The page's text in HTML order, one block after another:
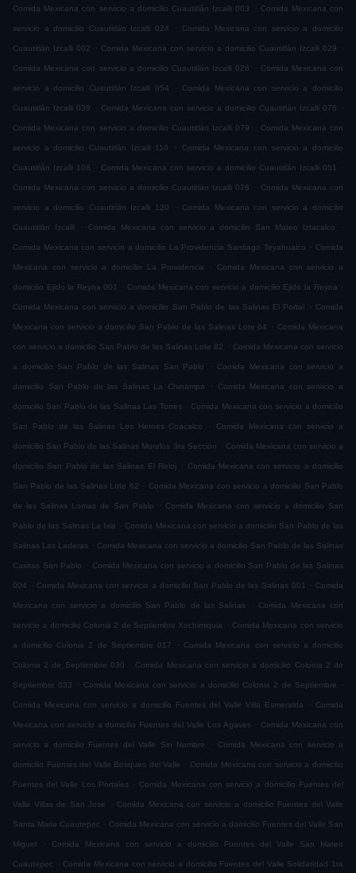
Comida Mexicana con servicio a domicilio Cuautitlán Izcalli 003 . Comida Mexicana con
servicio a domicilio Cuautitlán Izcalli 024 . Comida Mexicana con servicio a domicilio
Cuautitlán Izcalli 002 . Comida Mexicana con servicio a domicilio Cuautitlán Izcalli 029 .
Comida Mexicana con servicio a domicilio Cuautitlán Izcalli 026 . Comida Mexicana con
servicio a domicilio Cuautitlán Izcalli 054 . Comida Mexicana con servicio a domicilio
Cuautitlán Izcalli 039 . Comida Mexicana con servicio a domicilio Cuautitlán Izcalli 076 .
Comida Mexicana con servicio a domicilio Cuautitlán Izcalli 079 . Comida Mexicana con
servicio a domicilio Cuautitlán Izcalli 110 . Comida Mexicana con servicio a domicilio
Cuautitlán Izcalli 108 . Comida Mexicana con servicio a domicilio Cuautitlán Izcalli 051 .
Comida Mexicana con servicio a domicilio Cuautitlán Izcalli 078 . Comida Mexicana con
servicio a domicilio Cuautitlán Izcalli 120 . Comida Mexicana con servicio a domicilio
Cuautitlán Izcalli . Comida Mexicana con servicio a domicilio San Mateo Iztacalco .
Comida Mexicana con servicio a domicilio La Providencia Santiago Teyahualco . Comida
Mexicana con servicio a domicilio La Providencia . Comida Mexicana con servicio a
domicilio Ejido la Reyna 001 . Comida Mexicana con servicio a domicilio Ejido la Reyna .
Comida Mexicana con servicio a domicilio San Pablo de las Salinas El Portal . Comida
Mexicana con servicio a domicilio San Pablo de las Salinas Lote 64 . Comida Mexicana
con servicio a domicilio San Pablo de las Salinas Lote 82 . Comida Mexicana con servicio
a domicilio San Pablo de las Salinas San Pablo . Comida Mexicana con servicio a
domicilio San Pablo de las Salinas La Chinampa . Comida Mexicana con servicio a
domicilio San Pablo de las Salinas Las Torres . Comida Mexicana con servicio a domicilio
San Pablo de las Salinas Los Heroes Coacalco . Comida Mexicana con servicio a
domicilio San Pablo de las Salinas Morelos 3ra Sección . Comida Mexicana con servicio a
domicilio San Pablo de las Salinas El Reloj . Comida Mexicana con servicio a domicilio
San Pablo de las Salinas Lote 62 . Comida Mexicana con servicio a domicilio San Pablo
de las Salinas Lomas de San Pablo . Comida Mexicana con servicio a domicilio San
Pablo de las Salinas La Isla . Comida Mexicana con servicio a domicilio San Pablo de las
Salinas Las Laderas . Comida Mexicana con servicio a domicilio San Pablo de las Salinas
Casitas San Pablo . Comida Mexicana con servicio a domicilio San Pablo de las Salinas
004 . Comida Mexicana con servicio a domicilio San Pablo de las Salinas 001 . Comida
Mexicana con servicio a domicilio San Pablo de las Salinas . Comida Mexicana con
servicio a domicilio Colonia 2 de Septiembre Xochimiquia . Comida Mexicana con servicio
a domicilio Colonia 2 de Septiembre 017 . Comida Mexicana con servicio a domicilio
Colonia 2 de Septiembre 030 . Comida Mexicana con servicio a domicilio Colonia 2 de
Septiembre 033 . Comida Mexicana con servicio a domicilio Colonia 2 de Septiembre .
Comida Mexicana con servicio a domicilio Fuentes del Valle Villa Esmeralda . Comida
Mexicana con servicio a domicilio Fuentes del Valle Los Agaves . Comida Mexicana con
servicio a domicilio Fuentes del Valle Sin Nombre . Comida Mexicana con servicio a
domicilio Fuentes del Valle Bosques del Valle . Comida Mexicana con servicio a domicilio
Fuentes del Valle Los Portales . Comida Mexicana con servicio a domicilio Fuentes del
Valle Villas de San Jose . Comida Mexicana con servicio a domicilio Fuentes del Valle
Santa Maria Cuautepec . Comida Mexicana con servicio a domicilio Fuentes del Valle San
Miguel . Comida Mexicana con servicio a domicilio Fuentes del Valle San Mateo
Cuautepec . Comida Mexicana con servicio a domicilio Fuentes del Valle Solidaridad 1ra